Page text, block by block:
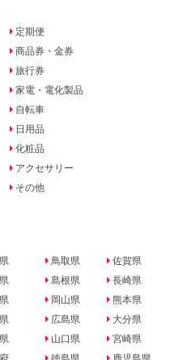
定期便
商品券・金券
旅行券
家電・電化製品
自転車
日用品
化粧品
アクセサリー
その他
鳥取県
島根県
岡山県
広島県
山口県
佐賀県
長崎県
熊本県
大分県
宮崎県